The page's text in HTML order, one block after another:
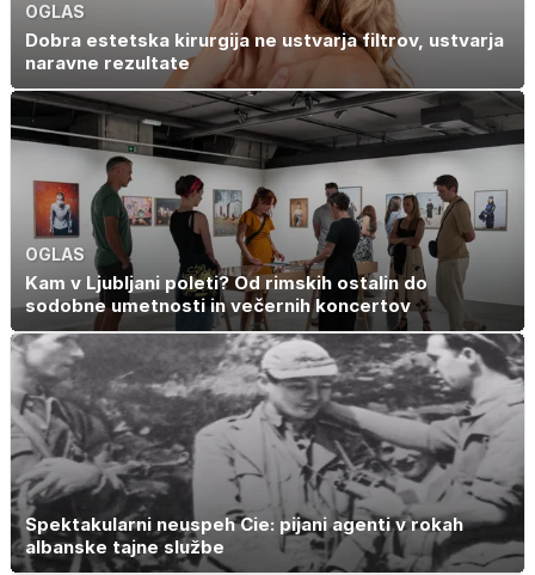
OGLAS
Dobra estetska kirurgija ne ustvarja filtrov, ustvarja
naravne rezultate
OGLAS
Kam v Ljubljani poleti? Od rimskih ostalin do
sodobne umetnosti in večernih koncertov
Spektakularni neuspeh Cie: pijani agenti v rokah
albanske tajne službe